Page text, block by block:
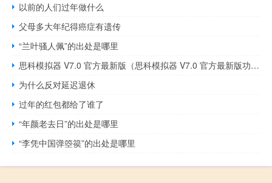
以前的人们过年做什么
父母多大年纪得癌症有遗传
“兰叶骚人佩”的出处是哪里
思科模拟器 V7.0 官方最新版（思科模拟器 V7.0 官方最新版功能简介）
为什么反对延迟退休
过年的红包都给了谁了
“年颜老去日”的出处是哪里
“李凭中国弹箜篌”的出处是哪里